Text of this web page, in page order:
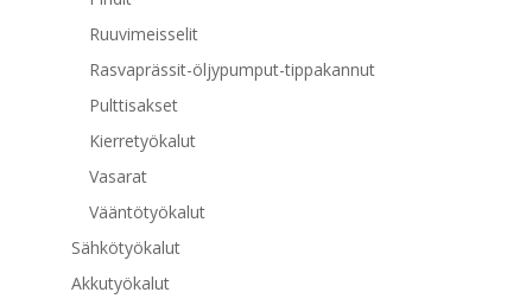
Ruuvimeisselit
Rasvaprässit-öljypumput-tippakannut
Pulttisakset
Kierretyökalut
Vasarat
Vääntötyökalut
Sähkötyökalut
Akkutyökalut